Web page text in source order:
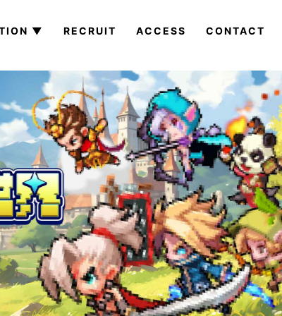
▼ RECRUIT ACCESS CONTACT